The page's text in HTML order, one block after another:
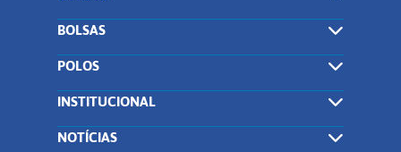
BOLSAS
POLOS
INSTITUCIONAL
NOTÍCIAS